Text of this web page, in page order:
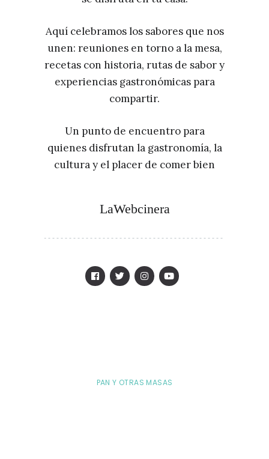
Aquí celebramos los sabores que nos
unen: reuniones en torno a la mesa,
recetas con historia, rutas de sabor y
experiencias gastronómicas para
compartir.
Un punto de encuentro para
quienes disfrutan la gastronomía, la
cultura y el placer de comer bien
LaWebcinera
PAN Y OTRAS MASAS